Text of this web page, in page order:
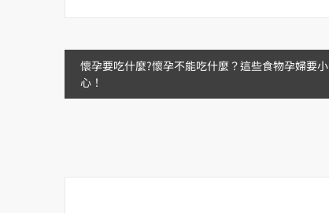
文
章
懷孕要吃什麼?懷孕不能吃什麼？這些食物孕婦要小
心！